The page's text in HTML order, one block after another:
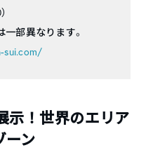
部異なります。
示！世界のエリア
ーン